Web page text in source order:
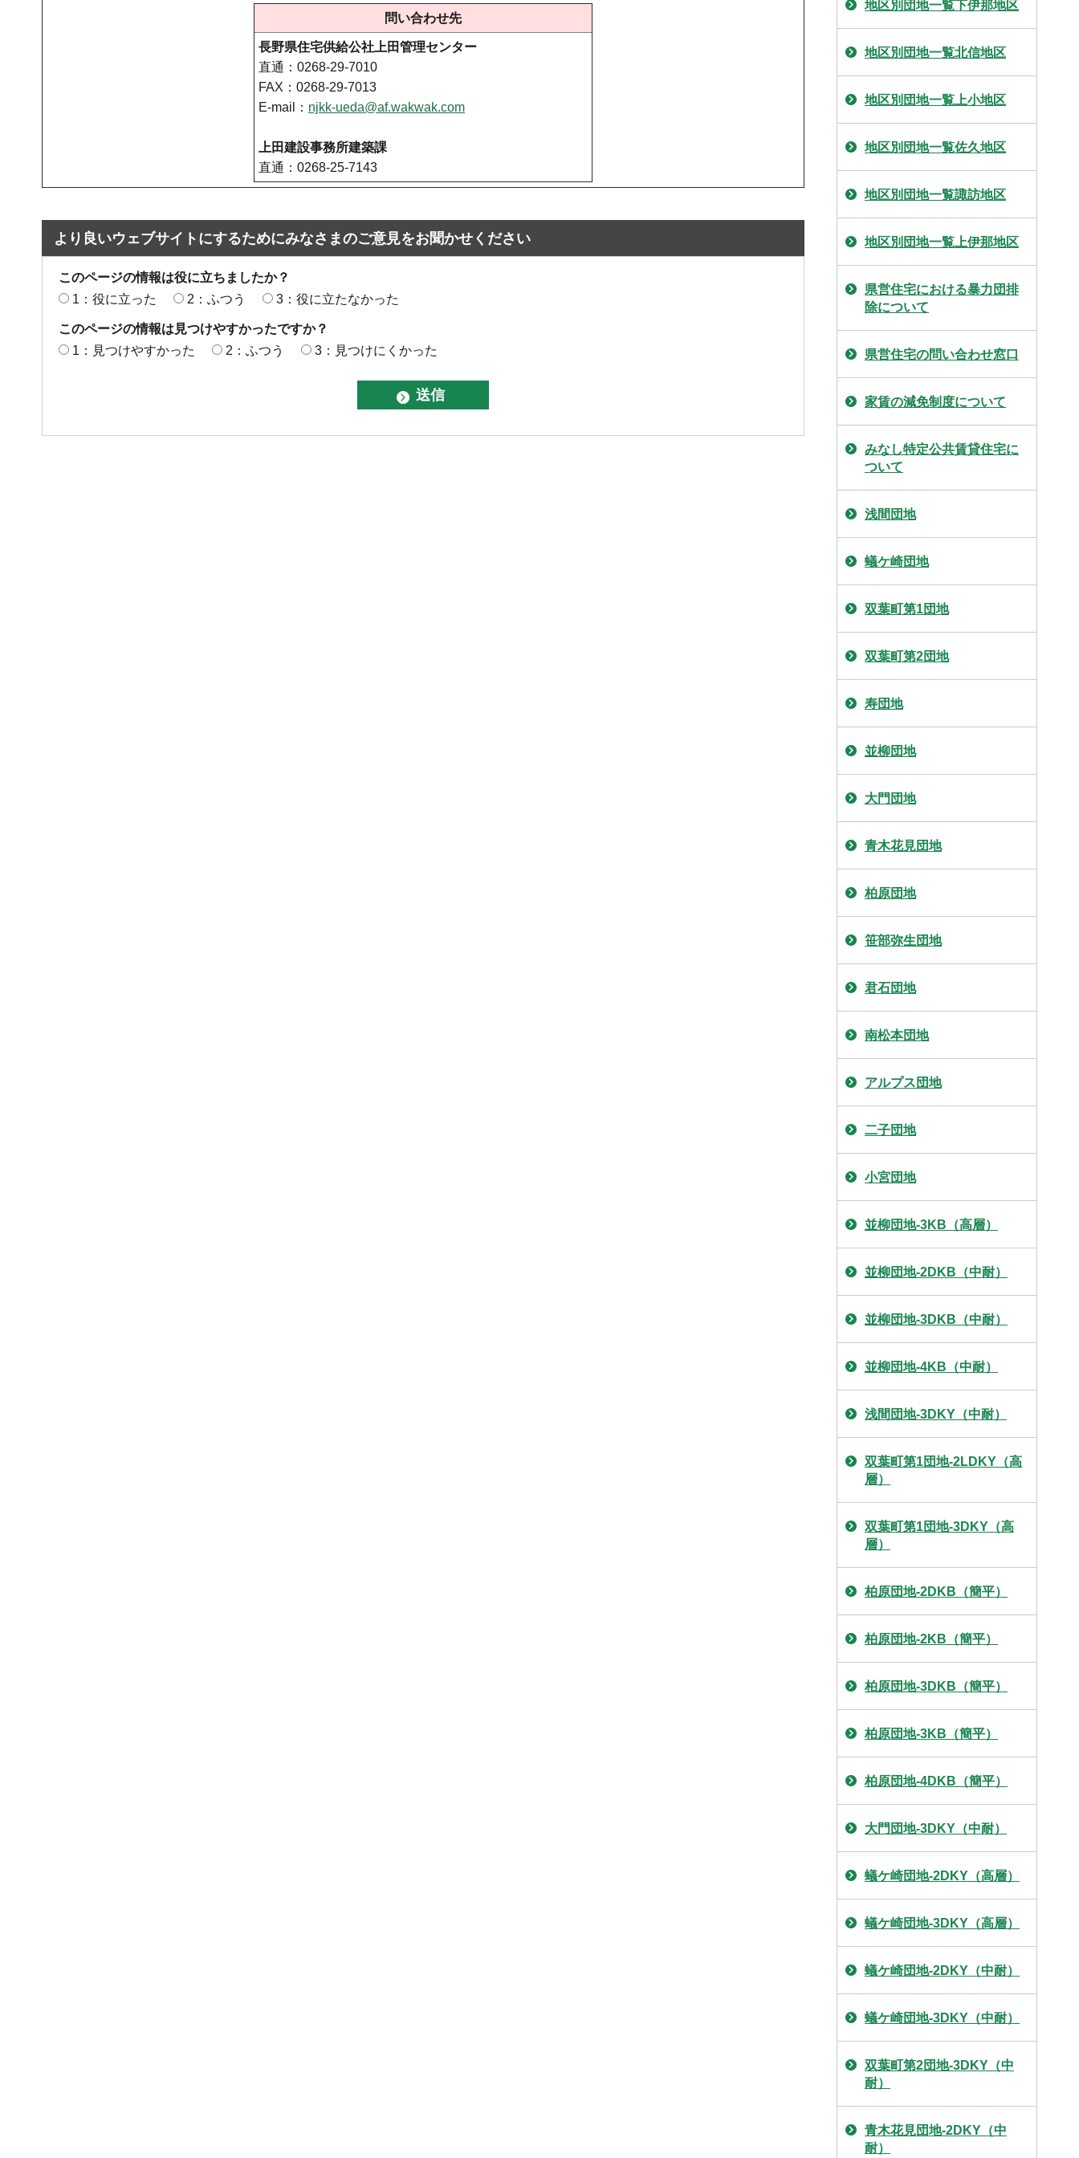
問い合わせ先
長野県住宅供給公社上田管理センター
直通：0268-29-7010
FAX：0268-29-7013
E-mail： njkk-ueda@af.wakwak.com
上田建設事務所建築課
直通：0268-25-7143
より良いウェブサイトにするためにみなさまのご意見をお聞かせください
このページの情報は役に立ちましたか？
1：役に立った
2：ふつう 3：役に立たなかった
このページの情報は見つけやすかったですか？
1：見つけやすかった
2：ふつう 3：見つけにくかった
地区別団地一覧下伊那地区
地区別団地一覧北信地区
地区別団地一覧上小地区
地区別団地一覧佐久地区
地区別団地一覧諏訪地区
地区別団地一覧上伊那地区
県営住宅における暴力団排
除について
県営住宅の問い合わせ窓口
家賃の減免制度について
みなし特定公共賃貸住宅に
ついて
浅間団地
蟻ケ崎団地
双葉町第1団地
双葉町第2団地
寿団地
並柳団地
大門団地
青木花見団地
柏原団地
笹部弥生団地
君石団地
南松本団地
アルプス団地
二子団地
小宮団地
並柳団地-3KB（高層）
並柳団地-2DKB（中耐）
並柳団地-3DKB（中耐）
並柳団地-4KB（中耐）
浅間団地-3DKY（中耐）
双葉町第1団地-2LDKY（高
層）
双葉町第1団地-3DKY（高
層）
柏原団地-2DKB（簡平）
柏原団地-2KB（簡平）
柏原団地-3DKB（簡平）
柏原団地-3KB（簡平）
柏原団地-4DKB（簡平）
大門団地-3DKY（中耐）
蟻ケ崎団地-2DKY（高層）
蟻ケ崎団地-3DKY（高層）
蟻ケ崎団地-2DKY（中耐）
蟻ケ崎団地-3DKY（中耐）
双葉町第2団地-3DKY（中
耐）
青木花見団地-2DKY（中
耐）